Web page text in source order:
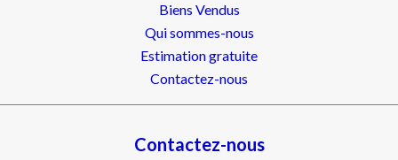
Biens Vendus
Qui sommes-nous
Estimation gratuite
Contactez-nous
Contactez-nous